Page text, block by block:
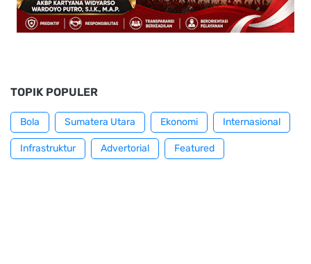
TOPIK POPULER
Bola Sumatera Utara Ekonomi Internasional
Infrastruktur Advertorial Featured